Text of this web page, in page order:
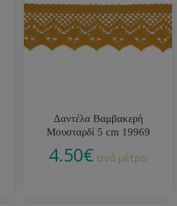
Δαντέλα Βαμβακερή
Μουσταρδί 5 cm 19969
4.50€ ανά μέτρο